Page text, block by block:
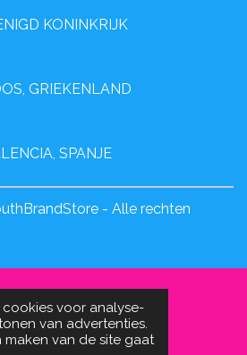
voor analyse-
van advertenties.
van de site gaat
KONINKRIJK
GRIEKENLAND
SPANJE
- Alle rechten